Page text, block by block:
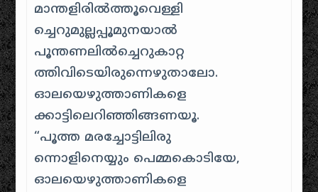
മാന്തളിരില്‍ത്തൂവെള്ളി
ച്ചെറുമുല്ലപ്പൂമുനയാൽ
പൂന്തണലില്‍ച്ചെറുകാറ്റ
ത്തിവിടെയിരുന്നെഴുതാലോ.
ഓലയെഴുത്താണികളെ
ക്കാട്ടിലെറിഞ്ഞിങ്ങണയൂ.
“പൂത്ത മരച്ചോട്ടിലിരു
ന്നൊളിനെയ്യും പെമ്മകൊടിയേ,
ഓലയെഴുത്താണികളെ